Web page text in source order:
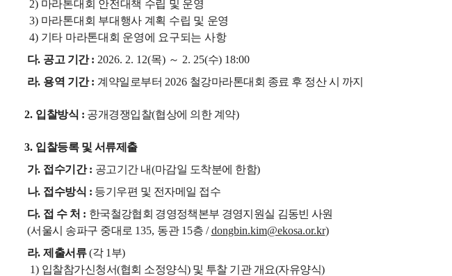
2) 마라톤대회 안전대책 수립 및 운영
3) 마라톤대회 부대행사 계획 수립 및 운영
4) 기타 마라톤대회 운영에 요구되는 사항
다. 공고 기간: 2026. 2. 12(목) ～ 2. 25(수) 18:00
라. 용역 기간: 계약일로부터 2026 철강마라톤대회 종료 후 정산 시 까지
2. 입찰방식 : 공개경쟁입찰(협상에 의한 계약)
3. 입찰등록 및 서류제출
가. 접수기간: 공고기간 내(마감일 도착분에 한함)
나. 접수방식 : 등기우편 및 전자메일 접수
다. 접 수 처 : 한국철강협회 경영정책본부 경영지원실 김동빈 사원
(서울시 송파구 중대로 135, 동관 15층 /dongbin.kim@ekosa.or.kr)
라. 제출서류 (각 1 부)
1) 입찰참가신청서(협회 소정양식) 및 투찰 기관 개요(자유양식)